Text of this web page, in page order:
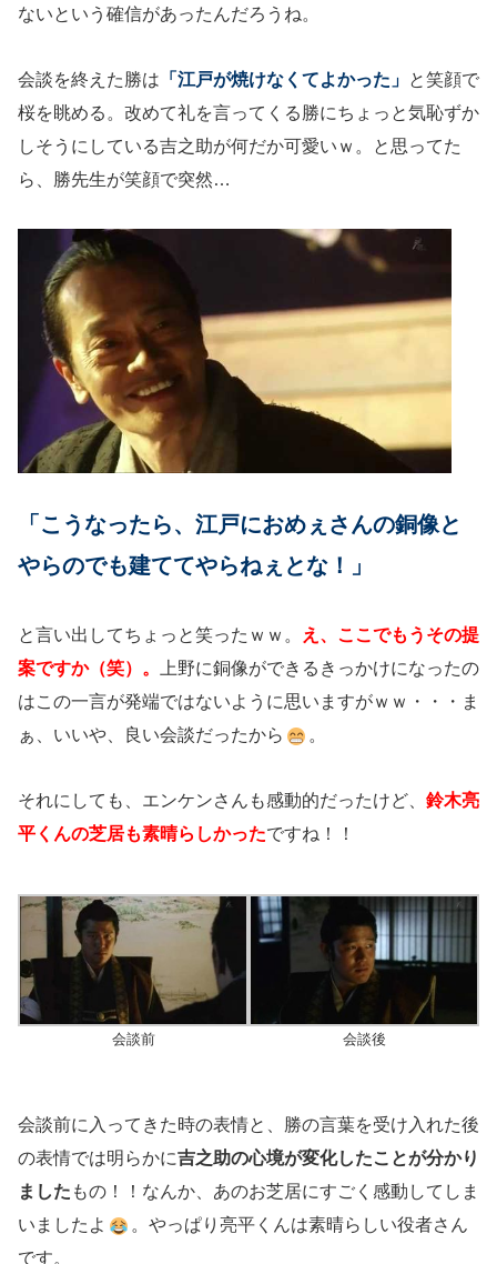
ないという確信があったんだろうね。
会談を終えた勝は 「江戸が焼けなくてよかった」 と笑顔で
桜を眺める。改めて礼を言ってくる勝にちょっと気恥ずか
しそうにしている吉之助が何だか可愛いｗ。と思ってた
ら、勝先生が笑顔で突然…
「こうなったら、江戸におめぇさんの銅像と
やらのでも建ててやらねぇとな！」
と言い出してちょっと笑ったｗｗ。
え、ここでもうその提
案ですか（笑）。
上野に銅像ができるきっかけになったの
はこの一言が発端ではないように思いますがｗｗ・・・ま
ぁ、いいや、良い会談だったから
。
それにしても、エンケンさんも感動的だったけど、 鈴木亮
平くんの芝居も素晴らしかったですね！！
会談前 会談後
会談前に入ってきた時の表情と、勝の言葉を受け入れた後
の表情では明らかに吉之助の心境が変化したことが分かり
ました もの！！なんか、あのお芝居にすごく感動してしま
いましたよ
。やっぱり亮平くんは素晴らしい役者さん
です。